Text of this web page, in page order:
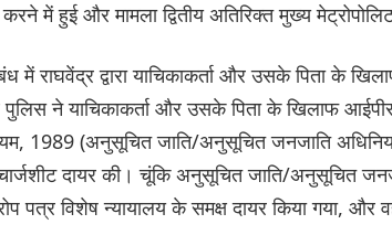
करने में हुई और मामला द्वितीय अतिरिक्त मुख्य
में राघवेंद्र द्वारा याचिकाकर्ता और उसके पिता के
पुलिस ने याचिकाकर्ता और उसके पिता के खिलाफ
1989 (अनुसूचित जाति/अनुसूचित जनजाति
दायर की। चूंकि अनुसूचित जाति/अनुसूचित
पत्र विशेष न्यायालय के समक्ष दायर किया गया, और